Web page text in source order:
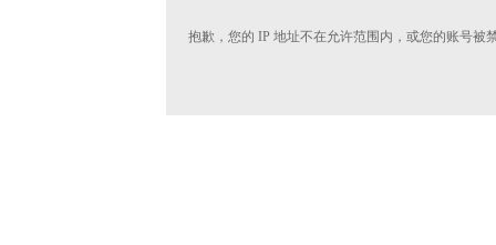
抱歉，您的 IP 地址不在允许范围内，或您的账号被